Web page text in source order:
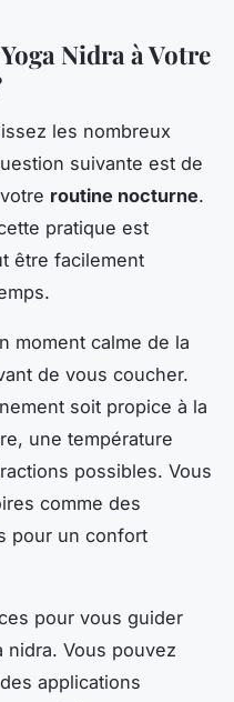
Nidra à Votre
les nombreux
suivante est de
routine nocturne.
pratique est
être facilement
moment calme de la
de vous coucher.
soit propice à la
une température
possibles. Vous
comme des
pour un confort
pour vous guider
nidra. Vous pouvez
applications